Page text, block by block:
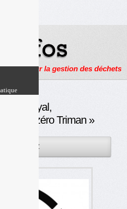
sur la gestion des déchets
Royal,
» à « zéro Triman »